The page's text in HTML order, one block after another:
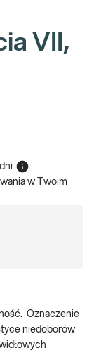
VII,
w Twoim
Oznaczenie
niedoborów